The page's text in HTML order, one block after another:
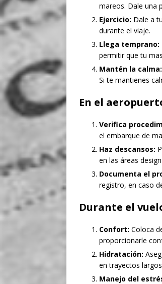
mareos. Dale una
Ejercicio: Dale a
durante el viaje.
Llega temprano:
permitir que tu
Mantén la calma:
Si te mantienes
En el
Verifica
el embarque de
Haz descansos:
en las áreas
Documenta el
registro, en caso
Durante el
Confort: Coloca
proporcionarle
Hidratación:
en trayectos
Manejo del